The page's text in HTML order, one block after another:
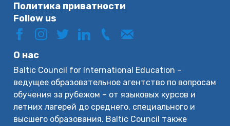
Политика приватности
Follow us
О нас
Baltic Council for International Education –
ведущее образовательное агентство по вопросам
обучения за рубежом – от языковых курсов и
летних лагерей до среднего, специального и
высшего образования. Baltic Council также